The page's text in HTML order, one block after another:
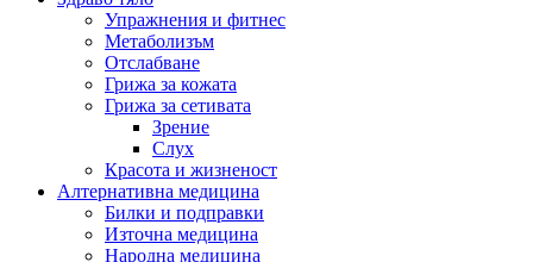
Упражнения и фитнес
Метаболизъм
Отслабване
Грижа за кожата
Грижа за сетивата
Зрение
Слух
Красота и жизненост
Алтернативна медицина
Билки и подправки
Източна медицина
Народна медицина